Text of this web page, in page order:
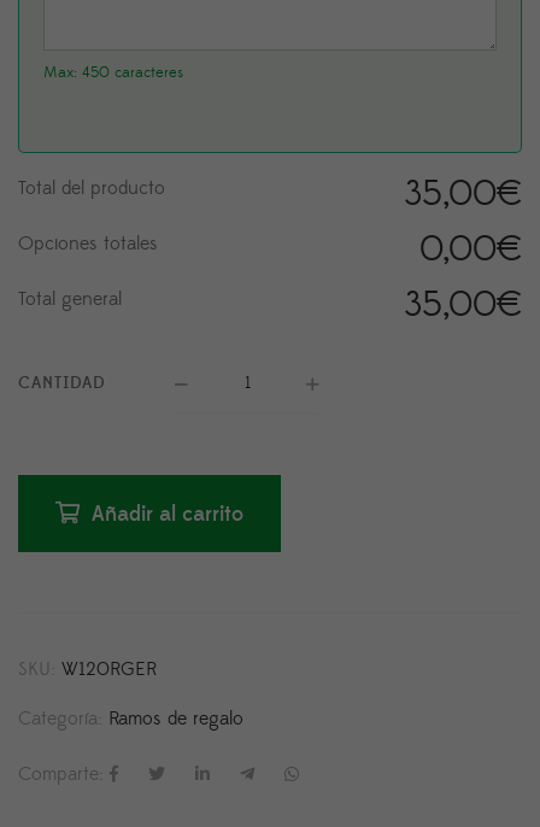
Max: 450 caracteres
Total del producto 35,00€
Opciones totales 0,00€
Total general 35,00€
CANTIDAD
Añadir al carrito
SKU: W120RGER
Categoría: Ramos de regalo
Comparte: